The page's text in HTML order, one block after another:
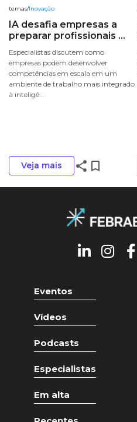
temas/Inovação
IA desafia empresas a
preparar profissionais ...
Especialistas discutem como
empresas podem desenvolver
competências em escala em um
ambiente de trabalho mais integrado
à inteligê...
Veja mais share bookmark_border
Eventos
Vídeos
Podcasts
Especialistas
Em alta